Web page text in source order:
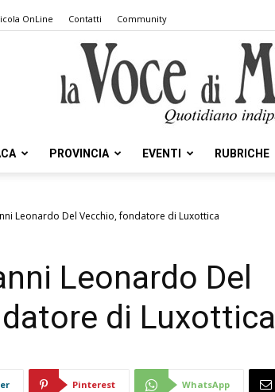
OnLine Contatti Community
PROVINCIA EVENTI RUBRICHE
Leonardo Del Vecchio, fondatore di Luxottica
Leonardo Del
di Luxottica
Pinterest WhatsApp